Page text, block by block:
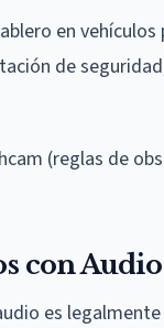
en
de
(reglas de
con Audio
es